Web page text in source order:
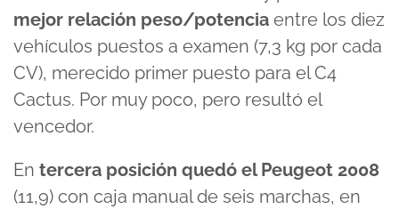
mejor relación peso/potencia entre los diez
vehículos puestos a examen (7,3 kg por cada
CV), merecido primer puesto para el C4
Cactus. Por muy poco, pero resultó el
vencedor.
En tercera posición quedó el Peugeot 2008
(11,9) con caja manual de seis marchas, en